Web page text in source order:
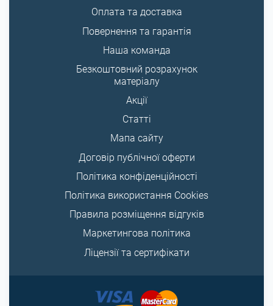
Оплата та доставка
Повернення та гарантія
Наша команда
Безкоштовний розрахунок
матеріалу
Акції
Статті
Мапа сайту
Договір публічної оферти
Політика конфіденційності
Політика використання Cookies
Правила розміщення відгуків
Маркетингова політика
Ліцензії та сертифікати